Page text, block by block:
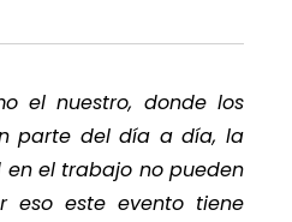
el nuestro, donde los
parte del día a día, la
el trabajo no pueden
eso este evento tiene